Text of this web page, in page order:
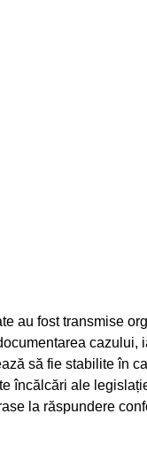
au fost transmise
cazului,
să fie stabilite în
încălcări ale
la răspundere